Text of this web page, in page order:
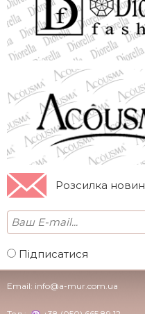
Розсилка новин
Підписатися
Email: info@a-mur.com.ua